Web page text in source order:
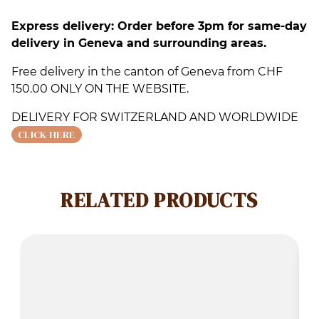
Express delivery: Order before 3pm for same-day
delivery in Geneva and surrounding areas.
Free delivery in the canton of Geneva from CHF
150.00 ONLY ON THE WEBSITE.
DELIVERY FOR SWITZERLAND AND WORLDWIDE
CLICK HERE
RELATED PRODUCTS